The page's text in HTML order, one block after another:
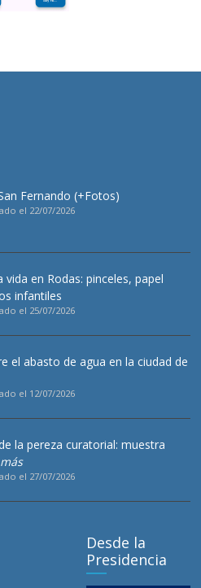
Fernando (+Fotos)
el 22/07/2026
vida en Rodas: pinceles, papel
infantiles
el 25/07/2026
el abasto de agua en la ciudad de
el 12/07/2026
la pereza curatorial: muestra
el 27/07/2026
Desde la
Presidencia